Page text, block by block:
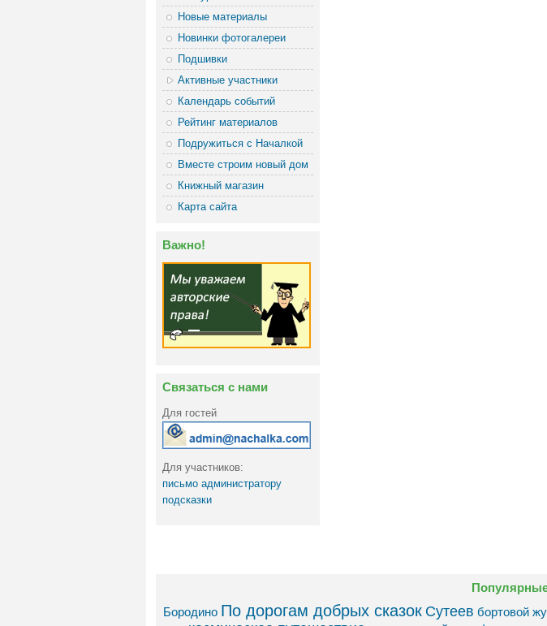
Новые материалы
Новинки фотогалереи
Подшивки
Активные участники
Календарь событий
Рейтинг материалов
Подружиться с Началкой
Вместе строим новый дом
Книжный магазин
Карта сайта
Важно!
Связаться с нами
Для гостей
Для участников:
письмо администратору
подсказки
Бородино По дорогам добрых сказок Сутеев бортовой